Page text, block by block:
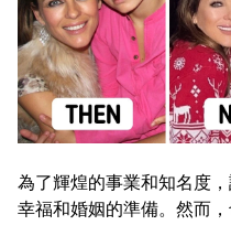
為了輝煌的事業和知名度
幸福和婚姻的準備。然而